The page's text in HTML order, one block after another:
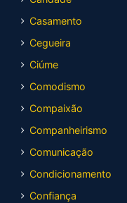
Casamento
Cegueira
Ciúme
Comodismo
Compaixão
Companheirismo
Comunicação
Condicionamento
Confiança